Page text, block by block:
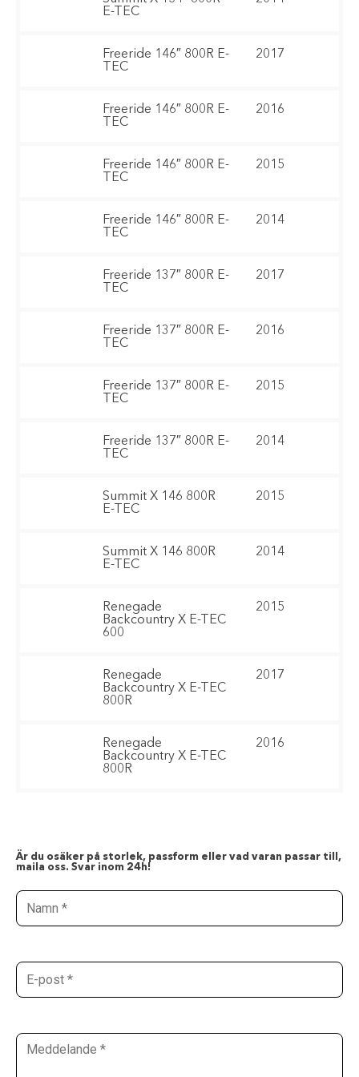
E-TEC
Freeride 146″ 800R E-
TEC
2017
Freeride 146″ 800R E-
TEC
2016
Freeride 146″ 800R E-
TEC
2015
Freeride 146″ 800R E-
TEC
2014
Freeride 137″ 800R E-
TEC
2017
Freeride 137″ 800R E-
TEC
2016
Freeride 137″ 800R E-
TEC
2015
Freeride 137″ 800R E-
TEC
2014
Summit X 146 800R
E-TEC
2015
Summit X 146 800R
E-TEC
2014
Renegade
Backcountry X E-TEC
600
2015
Renegade
Backcountry X E-TEC
800R
2017
Renegade
Backcountry X E-TEC
800R
2016
Är du osäker på storlek, passform eller vad varan passar till,
maila oss. Svar inom 24h!